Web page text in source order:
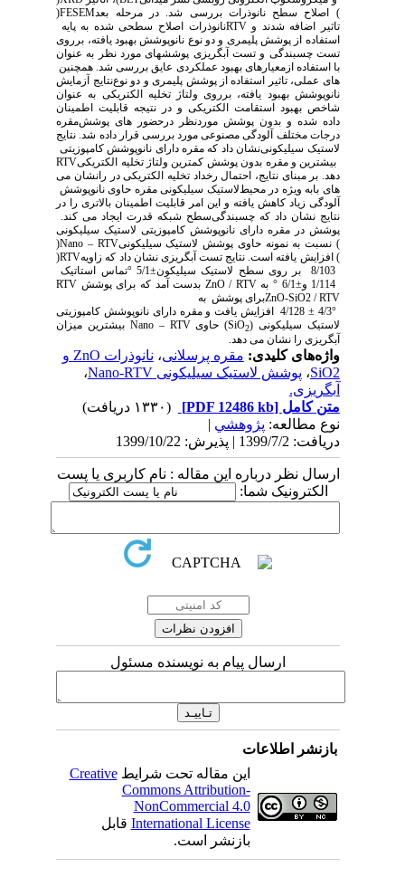
(FESEM) اصلاح سطح نانوذرات بررسی شد. در مرحله بعد
نانوذرات اصلاح سطحی شده به پایهRTVاضافه شدند وتاثیر
استفاده از پوشش پلیمری و دو نوع نانوپوشش بهبود یافته، برروی
تست چسبندگی و تست آبگریزی پوشش­های مورد نظر به عنوان
معیارهای بهبود عملکردی عایق بررسی شد. همچنین با استفاده از
نتایج آزمایشهای عملی، تاثیر استفاده از پوشش پلیمری و دو نوع
نانوپوشش بهبود یافته، برروی ولتاژ تخلیه الکتریکی به عنوان
شاخص بهبود استقامت الکتریکی و در نتیجه قابلیت اطمینان
مقرههای پوشش داده شده و بدون پوشش موردنظر درحضور
درجات مختلف آلودگی مصنوعی مورد بررسی قرار داده شد. نتایج
نشان داد که مقره دارای نانوپوشش کامپوزیتیلاستیک سیلیکونی
RTVبیشترین و مقره بدون پوشش کمترین ولتاژ تخلیه الکتریکی
رانشان می دهد. بر مبنای نتایج، احتمال رخداد تخلیه الکتریکی در
مقره حاوی نانوپوششلاستیک سیلیکونیبه ویژه در محیط های با
آلودگی زیاد کاهش یافته و این امر قابلیت اطمینان بالاتری را در
سطح شبکه قدرت ایجاد می کند.نتایج نشان داد که چسبندگی
پوشش در مقره دارای نانوپوشش کامپوزیتی لاستیک سیلیکونی
(Nano – RTV) نسبت به نمونه حاوی پوشش لاستیک سیلیکونی
(RTV) افزایش یافته است. نتایج تست آبگریزی نشان داد که زاویه
تماس استاتیک ° 5/1±
RTV بدست آمد که برای پوششZnO / RTVبه° 6/1± 1/114 و
برای پوششZnO-SiO2 / RTV
به
4/3
±
4/128 افزایش یافت و مقره دارای نانوپوشش کامپوزیتی
لاستیک سیلیکونی (
Nano – RTV) حاویSiO 2
بیشترین میزان
آبگریزی را نشان می دهد.
واژه‌های کلیدی:مقره پرسلانی،
نانوذرات ZnO و
SiO2،پوشش لاستیک سیلیکونی Nano-RTV
،
آبگریزی.
متن کامل[PDF 12486 kb]
نوع مطالعه:پژوهشي|
دریافت: 1399/7/2 | پذیرش: 1399/10/22
ارسال نظر درباره این مقاله : نام کاربری یا پست
الکترونیک شما:
ارسال پیام به نویسنده مسئول
بازنشر اطلاعات
این مقاله تحت شرایطCreative
Commons Attribution-
NonCommercial 4.0
International Licenseقابل
بازنشر است.